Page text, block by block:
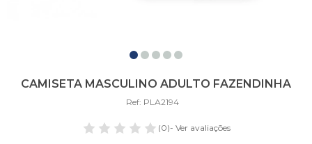
CAMISETA MASCULINO ADULTO FAZENDINHA
Ref: PLA2194
(0)- Ver avaliações